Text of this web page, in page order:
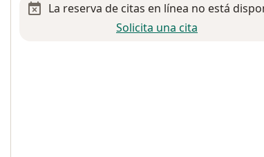
La reserva de citas en línea no está
Solicita una cita